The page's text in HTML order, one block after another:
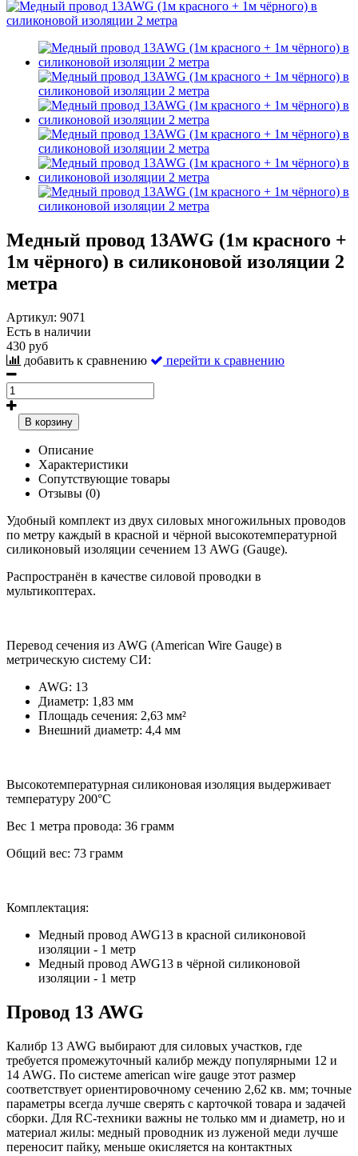
Медный провод 13AWG (1м красного +
1м чёрного) в силиконовой изоляции 2
метра
Артикул: 9071
Есть в наличии
430 руб
добавить к сравнению
перейти к сравнению
В корзину
Описание
Характеристики
Сопутствующие товары
Отзывы (0)
Удобный комплект из двух силовых многожильных проводов
по метру каждый в красной и чёрной высокотемпературной
силиконовый изоляции сечением 13 AWG (Gauge).
Распространён в качестве силовой проводки в
мультикоптерах.
Перевод сечения из AWG (American Wire Gauge) в
метрическую систему СИ:
AWG: 13
Диаметр: 1,83 мм
Площадь сечения: 2,63 мм²
Внешний диаметр: 4,4 мм
Высокотемпературная силиконовая изоляция выдерживает
температуру 200°С
Вес 1 метра провода: 36 грамм
Общий вес: 73 грамм
Комплектация:
Медный провод AWG13 в красной силиконовой
изоляции - 1 метр
Медный провод AWG13 в чёрной силиконовой
изоляции - 1 метр
Провод 13 AWG
Калибр 13 AWG выбирают для силовых участков, где
требуется промежуточный калибр между популярными 12 и
14 AWG. По системе american wire gauge этот размер
соответствует ориентировочному сечению 2,62 кв. мм; точные
параметры всегда лучше сверять с карточкой товара и задачей
сборки. Для RC-техники важны не только мм и диаметр, но и
материал жилы: медный проводник из луженой меди лучше
переносит пайку, меньше окисляется на контактных